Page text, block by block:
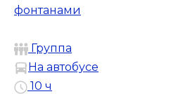
фонтанами
Группа
На автобусе
10 ч